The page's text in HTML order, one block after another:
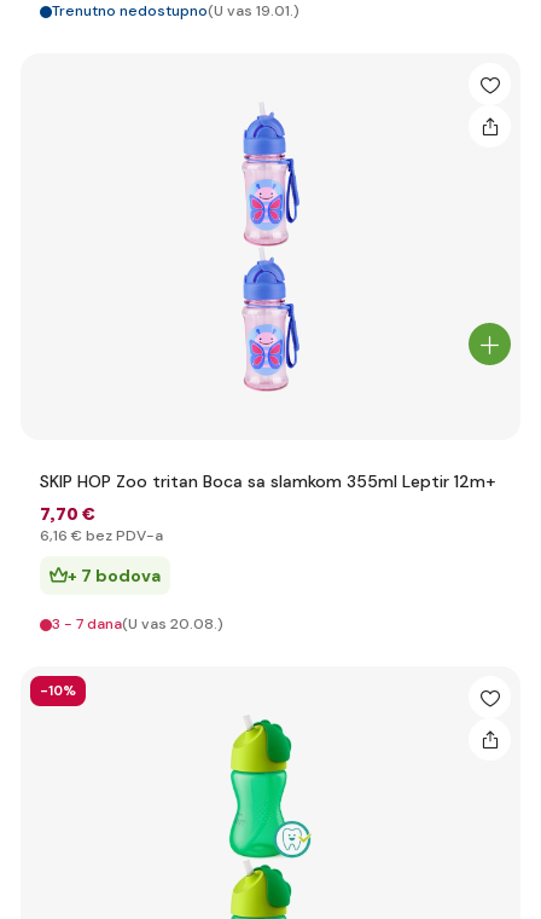
Trenutno nedostupno(U vas 19.01.)
SKIP HOP Zoo tritan Boca sa slamkom 355ml Leptir 12m+
7,70 €
6,16 € bez PDV-a
+ 7 bodova
3 - 7 dana(U vas 20.08.)
-10%